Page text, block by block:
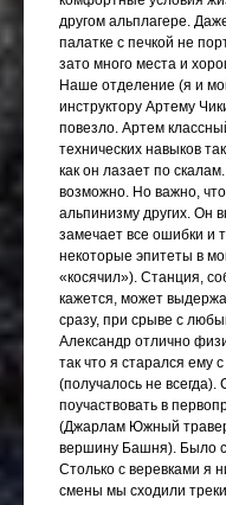
другом альплагере.
палатке с печкой не
зато много места и
Наше отделение (я и
инструктору Артему
повезло. Артем
технических навыков
как он лазает по
возможно. Но важно,
альпинизму других. Он
замечает все ошибки и
некоторые эпитеты в
«косячил»). Станция,
кажется, может
сразу, при срыве с
Александр отлично
так что я старался ему
(получалось не всегда).
поучаствовать в
(Джарлам Южный
вершину Башня). Было
Столько с веревками я
смены мы сходили